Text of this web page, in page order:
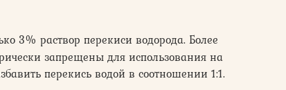
3% раствор перекиси водорода. Более
запрещены для использования на
перекись водой в соотношении 1:1.